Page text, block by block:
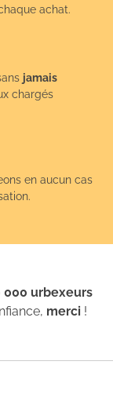
achat.
jamais
chargés
en aucun cas
000 urbexeurs
merci !